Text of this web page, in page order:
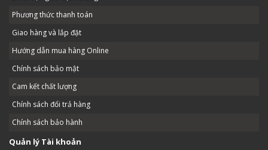
Phương thức thanh toán
Giao hàng và lắp đặt
Hướng dẫn mua hàng Online
Chính sách bảo mật
Cam kết chất lượng
Chính sách đổi trả hàng
Chính sách bảo hành
Quản lý Tài khoản